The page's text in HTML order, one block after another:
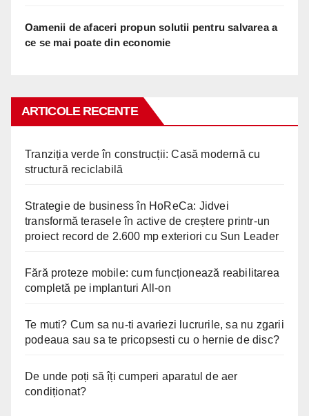
Oamenii de afaceri propun solutii pentru salvarea a
ce se mai poate din economie
ARTICOLE RECENTE
Tranziția verde în construcții: Casă modernă cu
structură reciclabilă
Strategie de business în HoReCa: Jidvei
transformă terasele în active de creștere printr-un
proiect record de 2.600 mp exteriori cu Sun Leader
Fără proteze mobile: cum funcționează reabilitarea
completă pe implanturi All-on
Te muti? Cum sa nu-ti avariezi lucrurile, sa nu zgarii
podeaua sau sa te pricopsesti cu o hernie de disc?
De unde poți să îți cumperi aparatul de aer
condiționat?